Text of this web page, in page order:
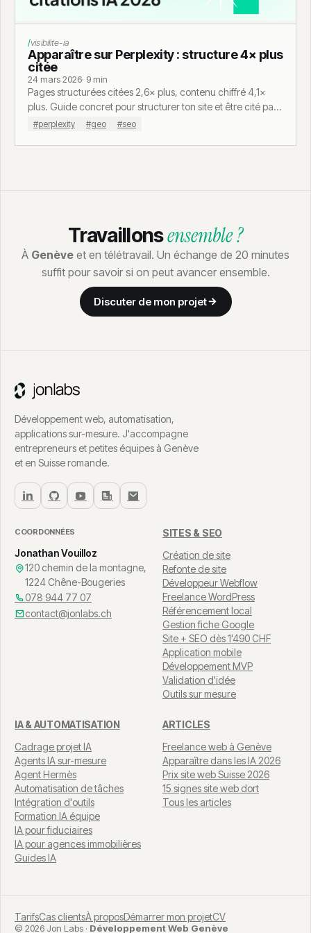
visibilite-ia
Apparaître sur Perplexity : structure 4× plus
citée
24 mars 2026· 9 min
Pages structurées citées 2,6× plus, contenu chiffré 4,1×
plus. Guide concret pour structurer ton site et être cité par
Perplexity en 2026.
#perplexity #geo #seo
Travaillonsensemble ?
À Genève et en télétravail. Un échange de 20 minutes
suffit pour savoir si on peut avancer ensemble.
Discuter de mon projet
Développement web, automatisation,
applications sur-mesure. J'accompagne
entrepreneurs et petites équipes à Genève
et en Suisse romande.
COORDONNÉES
Jonathan Vouilloz
120 chemin de la montagne,
1224 Chêne-Bougeries
078 944 77 07
contact@jonlabs.ch
SITES & SEO
Création de site
Refonte de site
Développeur Webflow
Freelance WordPress
Référencement local
Gestion fiche Google
Site + SEO dès 1'490 CHF
Application mobile
Développement MVP
Validation d'idée
Outils sur mesure
IA & AUTOMATISATION
Cadrage projet IA
Agents IA sur-mesure
Agent Hermès
Automatisation de tâches
Intégration d'outils
Formation IA équipe
IA pour fiduciaires
IA pour agences immobilières
Guides IA
ARTICLES
Freelance web à Genève
Apparaître dans les IA 2026
Prix site web Suisse 2026
15 signes site web dort
Tous les articles
TarifsCas clientsÀ proposDémarrer mon projetCV
© 2026 Jon Labs · Développement Web Genève